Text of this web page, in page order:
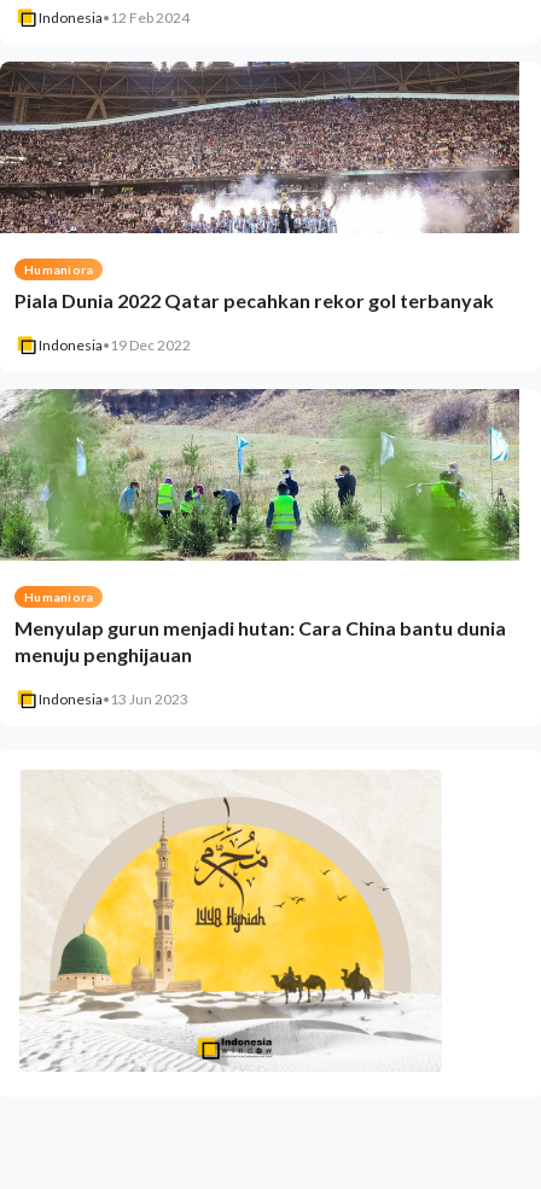
Indonesia• 12 Feb 2024
Humaniora
Piala Dunia 2022 Qatar pecahkan rekor gol terbanyak
Indonesia• 19 Dec 2022
Humaniora
Menyulap gurun menjadi hutan: Cara China bantu dunia
menuju penghijauan
Indonesia• 13 Jun 2023